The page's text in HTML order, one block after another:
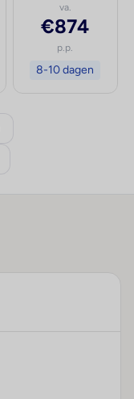
va.
€874
p.p.
8-10 dagen